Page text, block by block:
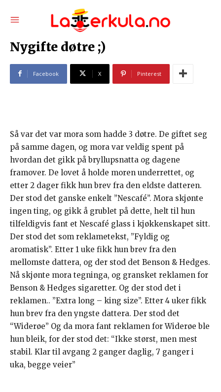
Nygifte døtre ;)
Facebook X Pinterest
Så var det var mora som hadde 3 døtre. De giftet seg
på samme dagen, og mora var veldig spent på
hvordan det gikk på bryllupsnatta og dagene
framover. De lovet å holde moren underrettet, og
etter 2 dager fikk hun brev fra den eldste datteren.
Der stod det ganske enkelt ”Nescafé”. Mora skjønte
ingen ting, og gikk å grublet på dette, helt til hun
tilfeldigvis fant et Nescafé glass i kjøkkenskapet sitt.
Der stod det som reklametekst, ”Fyldig og
aromatisk”. Etter 1 uke fikk hun brev fra den
mellomste dattera, og der stod det Benson & Hedges.
Nå skjønte mora tegninga, og gransket reklamen for
Benson & Hedges sigaretter. Og der stod det i
reklamen.. ”Extra long – king size”. Etter 4 uker fikk
hun brev fra den yngste dattera. Der stod det
“Widerøe” Og da mora fant reklamen for Widerøe ble
hun bleik, for der stod det: “Ikke størst, men mest
stabil. Klar til avgang 2 ganger daglig, 7 ganger i
uka, begge veier”